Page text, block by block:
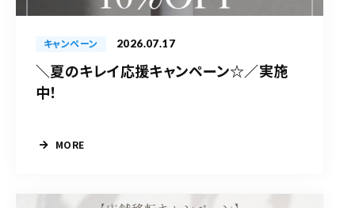
キャンペーン 2026.07.17
＼夏のキレイ応援キャンペーン☆／実施
中！
MORE